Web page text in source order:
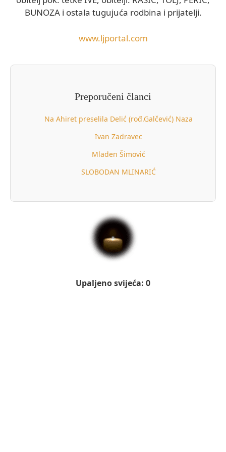
BUNOZA i ostala tugujuća rodbina i prijatelji.
www.ljportal.com
Preporučeni članci
Na Ahiret preselila Delić (rođ.Galčević) Naza
Ivan Zadravec
Mladen Šimović
SLOBODAN MLINARIĆ
Upaljeno svijeća: 0